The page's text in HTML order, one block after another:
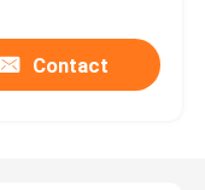
Contact
1020702393 Zoomlion Crane Parts Collecting Crane Ring IOS9001